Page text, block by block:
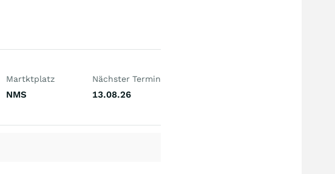
Martktplatz
NMS
Nächster Termin
13.08.26